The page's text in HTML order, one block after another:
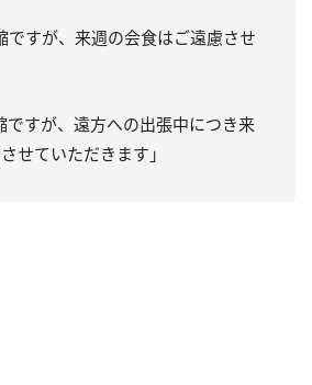
ですが、来週の会食はご遠慮させ
ですが、遠方への出張中につき来
せていただきます」